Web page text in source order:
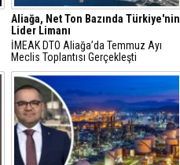
Aliağa, Net Ton Bazında Türkiye'nin
Lider Limanı
İMEAK DTO Aliağa’da Temmuz Ayı
Meclis Toplantısı Gerçekleşti